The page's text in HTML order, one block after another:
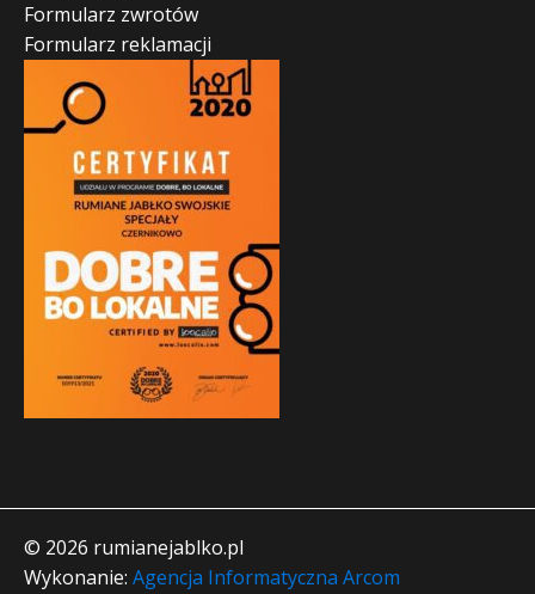
Formularz zwrotów
Formularz reklamacji
© 2026 rumianejablko.pl
Wykonanie: Agencja Informatyczna Arcom